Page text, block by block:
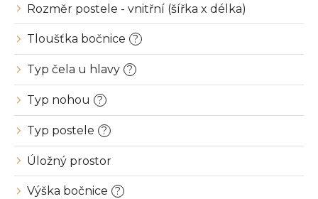
Rozměr postele - vnitřní (šířka x délka)
Tloušťka bočnice ?
Typ čela u hlavy ?
Typ nohou ?
Typ postele ?
Úložný prostor
Výška bočnice ?